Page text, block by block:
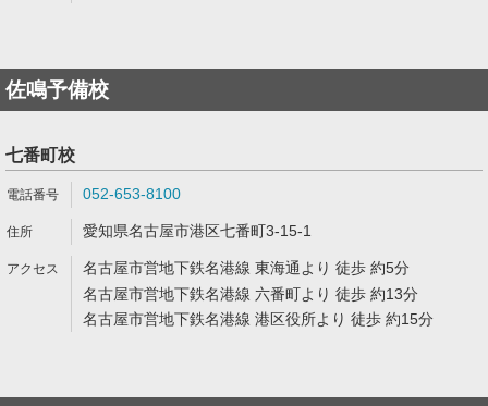
佐鳴予備校
七番町校
052-653-8100
愛知県名古屋市港区七番町3-15-1
名古屋市営地下鉄名港線 東海通より 徒歩 約5分
名古屋市営地下鉄名港線 六番町より 徒歩 約13分
名古屋市営地下鉄名港線 港区役所より 徒歩 約15分